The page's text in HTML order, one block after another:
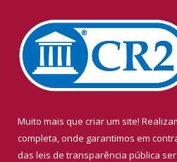
Muito mais que criar um site!
completa, onde garantimos em
das leis de transparência pública